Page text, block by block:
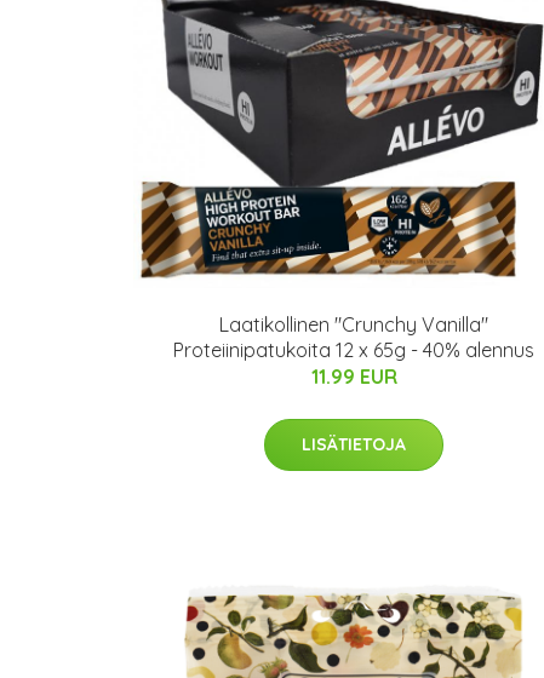
Laatikollinen "Crunchy Vanilla"
Proteiinipatukoita 12 x 65g - 40% alennus
11.99 EUR
LISÄTIETOJA